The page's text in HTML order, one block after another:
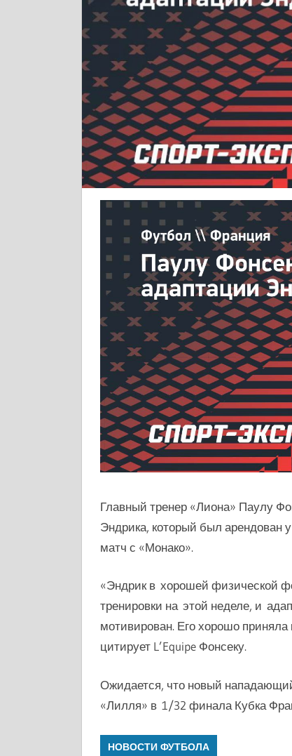
Главный тренер «Лиона» Паулу
Эндрика, который был арендован
матч с «Монако».
«Эндрикв хорошей физической
тренировки на этой неделе, и
мотивирован. Его хорошо
цитирует L’Equipe Фонсеку.
Ожидается, что новый
«Лилля» в 1/32 финала Кубка
НОВОСТИ ФУТБОЛА